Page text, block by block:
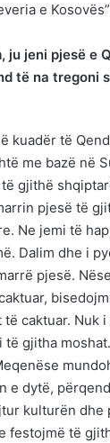
e
ju jeni pjesë e
të na tregoni
kuadër të
me bazë në
gjithë
pjesë të
Ne jemi të
Dalim dhe i
pjesë.
caktuar. Nuk
të gjitha
e dytë,
kulturën dhe
festojmë të